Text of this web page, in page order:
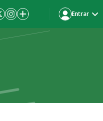
Entrar